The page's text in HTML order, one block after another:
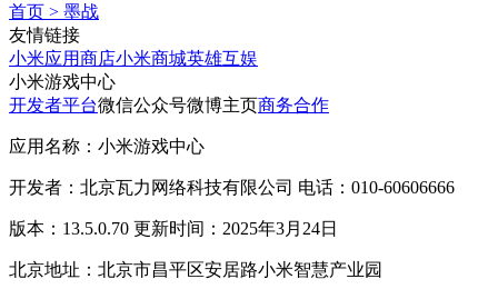
首页 > 墨战
友情链接
小米应用商店小米商城英雄互娱
小米游戏中心
开发者平台微信公众号微博主页商务合作
应用名称：小米游戏中心
开发者：北京瓦力网络科技有限公司 电话：010-60606666
版本：13.5.0.70 更新时间：2025年3月24日
北京地址：北京市昌平区安居路小米智慧产业园